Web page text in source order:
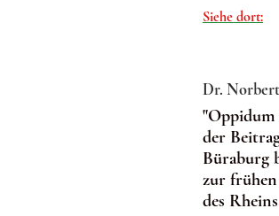
Siehe dort:
Dr.
der
Büraburg
zur
des